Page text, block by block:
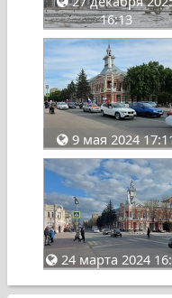
16:13
9 мая 2024
24 марта 2024